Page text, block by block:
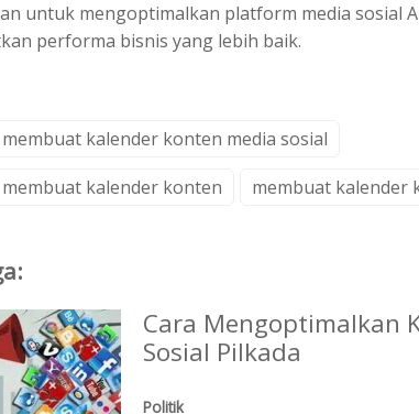
untuk mengoptimalkan platform media sosial
performa bisnis yang lebih baik.
kalender konten media sosial
kalender konten
membuat kalender
Cara Mengoptimalkan
Sosial Pilkada
Politik